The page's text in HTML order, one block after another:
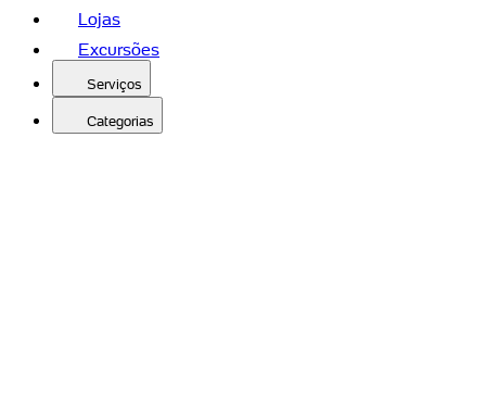
Lojas
Excursões
Serviços
Categorias